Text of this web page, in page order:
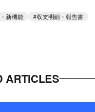
新機能 収支明細・報告書
ARTICLES